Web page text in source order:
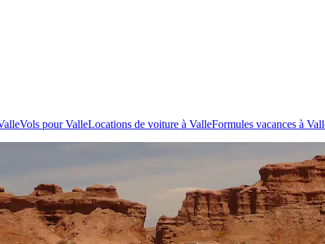
Vols pour ValleLocations de voiture à ValleFormules vacances à